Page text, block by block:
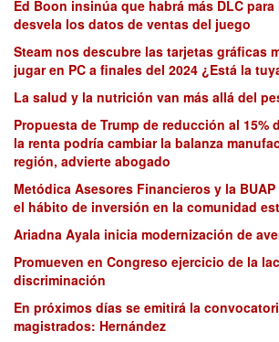
Ed Boon insinúa que habrá más DLC
desvela los datos de ventas del juego
Steam nos descubre las tarjetas gráficas
jugar en PC a finales del 2024 ¿Está la
La salud y la nutrición van más allá del
Propuesta de Trump de reducción al 15%
la renta podría cambiar la balanza
región, advierte abogado
Metódica Asesores Financieros y la
el hábito de inversión en la comunidad
Ariadna Ayala inicia modernización de
Promueven en Congreso ejercicio de la
discriminación
En próximos días se emitirá la
magistrados: Hernández